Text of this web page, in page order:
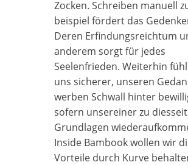
Zocken. Schreiben manuell
beispiel fördert das
Deren Erfindungsreichtum
anderem sorgt für jedes
Seelenfrieden. Weiterhin
uns sicherer, unseren
werben Schwall hinter
sofern unsereiner zu
Grundlagen
Inside Bambook wollen wir
Vorteile durch Kurve